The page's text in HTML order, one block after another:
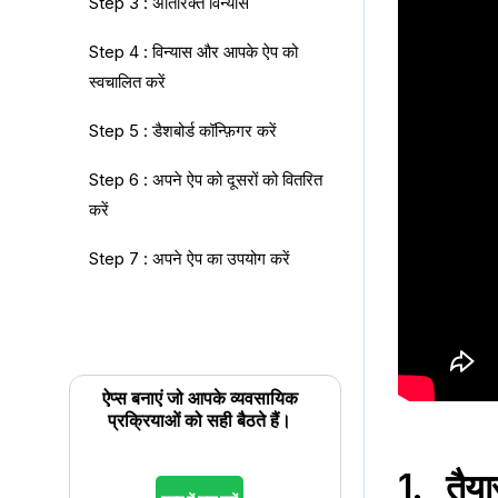
Step 4 : विन्यास और आपके ऐप को
स्वचालित करें
Step 5 : डैशबोर्ड कॉन्फ़िगर करें
Step 6 : अपने ऐप को दूसरों को वितरित
करें
Step 7 : अपने ऐप का उपयोग करें
ऐप्स बनाएं जो आपके व्यवसायिक
प्रक्रियाओं को सही बैठते हैं।
1.